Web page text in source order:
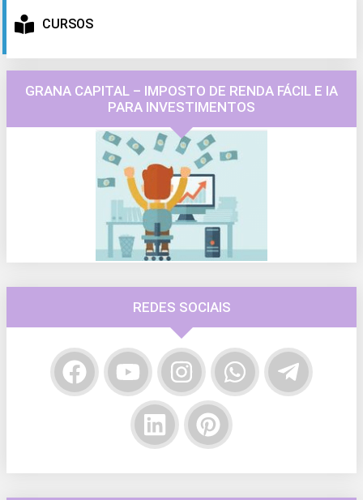
CURSOS
GRANA CAPITAL – IMPOSTO DE RENDA FÁCIL E IA
PARA INVESTIMENTOS
REDES SOCIAIS